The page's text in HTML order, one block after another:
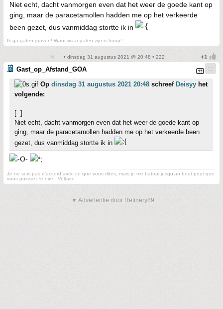
Niet echt, dacht vanmorgen even dat het weer de goede kant op
ging, maar de paracetamollen hadden me op het verkeerde
been gezet, dus vanmiddag stortte ik in
Ik ga gaten graven! Want waar gaten zijn is hoop!
• dinsdag 31 augustus 2021 @ 20:48 • 222
Gast_op_Afstand_GOA
Op dinsdag 31 augustus 2021 20:48 schreef Deisyy het
volgende:
[..]
Niet echt, dacht vanmorgen even dat het weer de goede kant op
ging, maar de paracetamollen hadden me op het verkeerde been
gezet, dus vanmiddag stortte ik in
Je ne suis pas d’accord avec ce que vous dites, mais je me battrai jusqu’au bout pour que
vous puissiez le dire - Voltaire
▼ Advertentie door Refinery89